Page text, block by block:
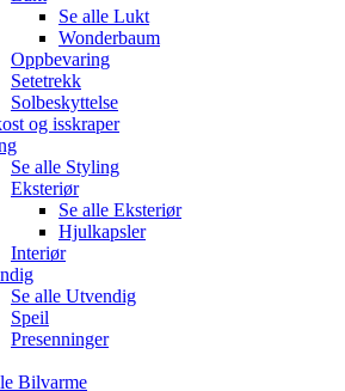
Se alle Lukt
Wonderbaum
Oppbevaring
Setetrekk
Solbeskyttelse
og isskraper
Se alle Styling
Eksteriør
Se alle Eksteriør
Hjulkapsler
Interiør
Se alle Utvendig
Speil
Presenninger
Bilvarme